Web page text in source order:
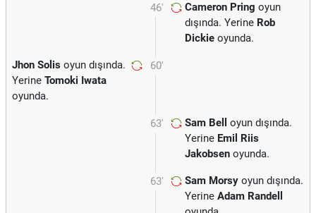
46' Cameron Pring oyun
dışında. Yerine Rob
Dickie oyunda.
60'
Jhon Solis oyun dışında.
Yerine Tomoki Iwata
oyunda.
63' Sam Bell
oyun dışında.
Yerine Emil Riis
Jakobsen oyunda.
63' Sam Morsy oyun dışında.
Yerine Adam Randell